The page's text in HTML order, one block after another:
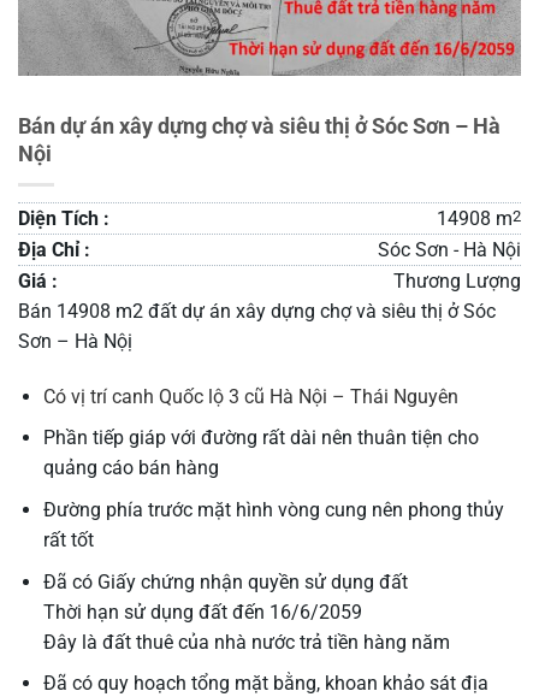
Bán dự án xây dựng chợ và siêu thị ở Sóc Sơn – Hà
Nội
Diện Tích : 14908 m2
Địa Chỉ :
Sóc Sơn - Hà Nội
Giá :
Thương Lượng
Bán 14908 m2 đất dự án xây dựng chợ và siêu thị ở Sóc
Sơn – Hà Nộị
Có vị trí canh Quốc lộ 3 cũ Hà Nội – Thái Nguyên
Phần tiếp giáp với đường rất dài nên thuân tiện cho
quảng cáo bán hàng
Đường phía trước mặt hình vòng cung nên phong thủy
rất tốt
Đã có Giấy chứng nhận quyền sử dụng đất
Thời hạn sử dụng đất đến 16/6/2059
Đây là đất thuê của nhà nước trả tiền hàng năm
Đã có quy hoạch tổng mặt bằng, khoan khảo sát địa